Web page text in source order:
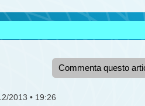
Commenta questo
2013 • 19:26